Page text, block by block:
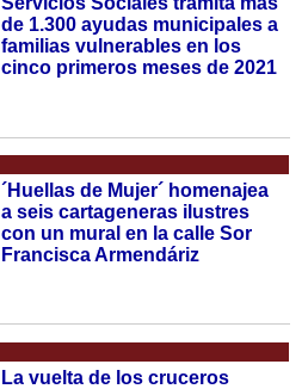
de 1.300 ayudas municipales a
familias vulnerables en los
cinco primeros meses de 2021
´Huellas de Mujer´ homenajea
a seis cartageneras ilustres
con un mural en la calle Sor
Francisca Armendáriz
La vuelta de los cruceros